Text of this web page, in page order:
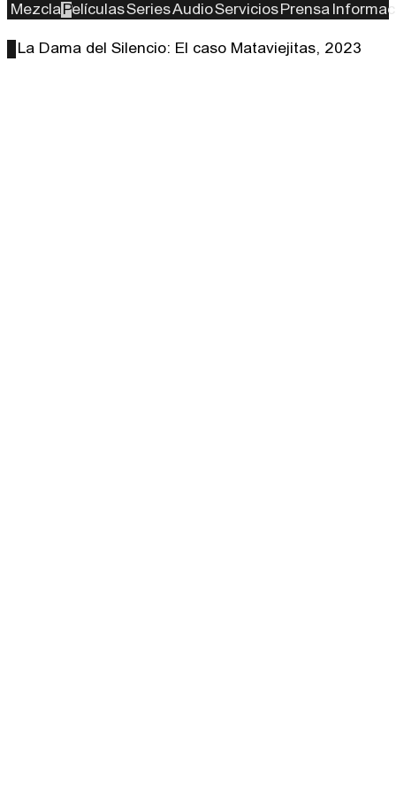
Mezcla PelículasSeriesAudioServicios Prensa
La oscuridad de La Luz del Mundo, 2023
La Dama del Silencio: El caso Mataviejitas, 2023